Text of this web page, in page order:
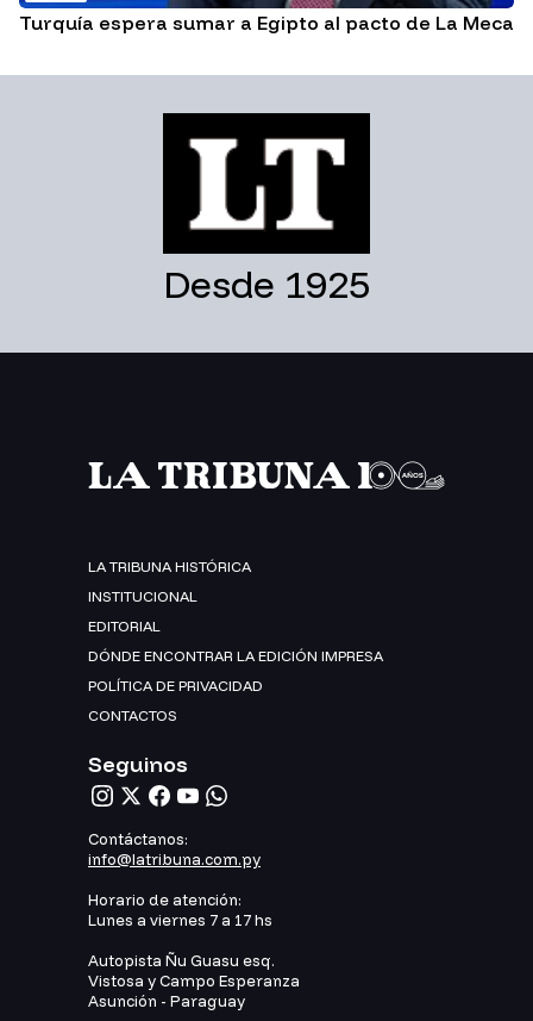
Turquía espera sumar a Egipto al pacto de La Meca
Desde 1925
LA TRIBUNA HISTÓRICA
INSTITUCIONAL
EDITORIAL
DÓNDE ENCONTRAR LA EDICIÓN IMPRESA
POLÍTICA DE PRIVACIDAD
CONTACTOS
Seguinos
Contáctanos:
info@latribuna.com.py
Horario de atención:
Lunes a viernes 7 a 17 hs
Autopista Ñu Guasu esq.
Vistosa y Campo Esperanza
Asunción - Paraguay